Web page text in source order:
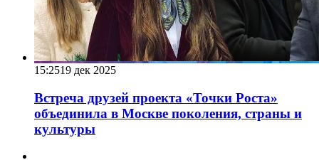
15:2519 дек 2025
Встреча друзей проекта «Точки Роста»
объединила в Москве поколения, страны и
культуры